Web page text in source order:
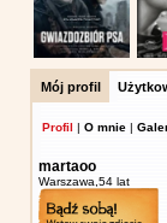
Mój profil
Profil | O mnie |
martaoo
Warszawa, 54 lat